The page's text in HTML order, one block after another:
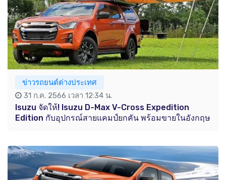
ข่าวรถยนต์ต่างประเทศ
31 ก.ค. 2566 เวลา 12:34 น.
Isuzu จัดให้! Isuzu D-Max V-Cross Expedition
Edition กับอุปกรณ์สายแคมป์ยกคัน พร้อมขายในอังกฤษ